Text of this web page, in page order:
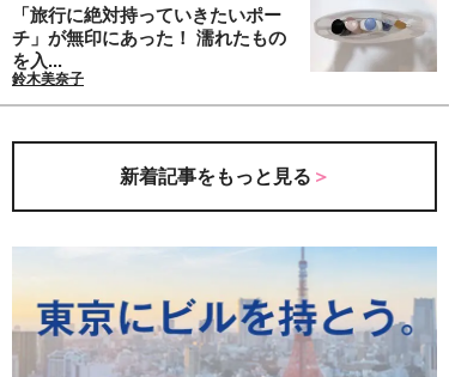
「旅行に絶対持っていきたいポー
チ」が無印にあった！ 濡れたもの
を入...
鈴木美奈子
新着記事をもっと見る